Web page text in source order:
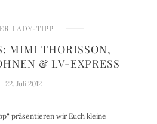
LADY-TIPP
MIMI THORISSON,
& LV-EXPRESS
22. Juli 2012
präsentieren wir Euch kleine